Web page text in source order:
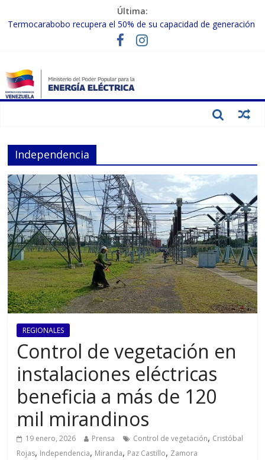
Última:
Termocarabobo recupera el 50% de su capacidad de generación
MPPEE avanza en la recuperación de infraestructuras eléctricas
Gobierno Nacional coordina acciones con el sector privado para
fortalecer el SEN ante el «Súper Niño»
Inspeccionan trabajos de rehabilitación en instalaciones del SEN
Independencia
REGIONALES
Control de vegetación en
instalaciones eléctricas
beneficia a más de 120
mil mirandinos
19 enero, 2026 Prensa Control de vegetación, Cristóbal
Rojas, Independencia, Miranda, Paz Castillo, Zamora